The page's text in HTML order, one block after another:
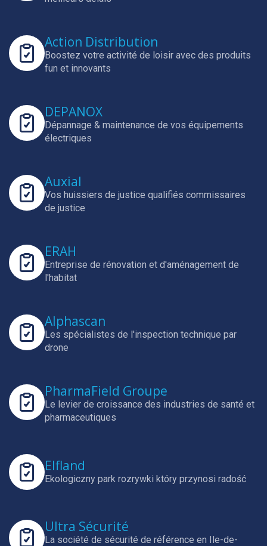
Action Distribution
Boostez votre activité de loisir avec des produits
fun et innovants
DEPANOX
Dépannage & maintenance de vos équipements
électriques
Auxial
Vos huissiers de justice qualifiés commissaires
de justice
ERAH
Entreprise de rénovation et d'aménagement de
l'habitat
Alphascan
Les spécialistes de l'inspection technique par
drone
PharmaField Groupe
Le levier de croissance des industries de santé et
pharmaceutiques
Elfland
Ekologiczny park rozrywki który przynosi radość
Ultra Sécurité
La société de sécurité de référence en Ile-de-